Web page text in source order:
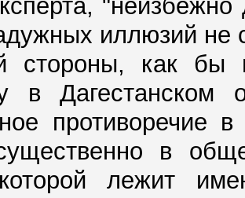
иллюзий не
стороны, как бы
в Дагестанском
противоречие
в
лежит